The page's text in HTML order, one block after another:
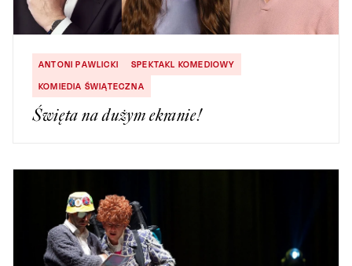
ANTONI PAWLICKI
SPEKTAKL KOMEDIOWY
KOMIEDIA ŚWIĄTECZNA
Święta na dużym ekranie!